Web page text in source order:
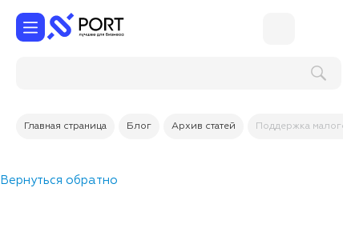
Главная страница Блог Архив статей Поддержка малого
Вернуться обратно